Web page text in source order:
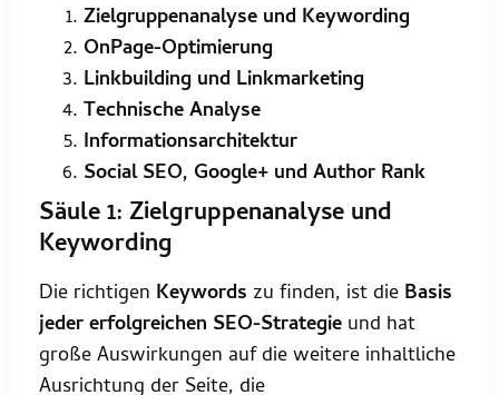
Zielgruppenanalyse und Keywording
OnPage-Optimierung
Linkbuilding und Linkmarketing
Technische Analyse
Informationsarchitektur
Social SEO, Google+ und Author Rank
Säule 1: Zielgruppenanalyse und
Keywording
Die richtigen Keywords zu finden, ist die Basis
jeder erfolgreichen SEO-Strategie und hat
große Auswirkungen auf die weitere inhaltliche
Ausrichtung der Seite, die